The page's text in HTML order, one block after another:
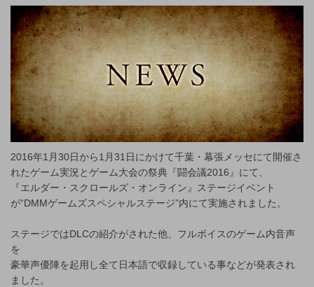
2016年1月30日から1月31日にかけて千葉・幕張メッセにて開催さ
れたゲーム実況とゲーム大会の祭典『闘会議2016』にて、
『エルダー・スクロールズ・オンライン』ステージイベント
が“DMMゲームズスペシャルステージ”内にて実施されました。
ステージではDLCの紹介がされた他、フルボイスのゲーム内音声
を
豪華声優陣を起用し全て日本語で収録している事などが発表され
ました。